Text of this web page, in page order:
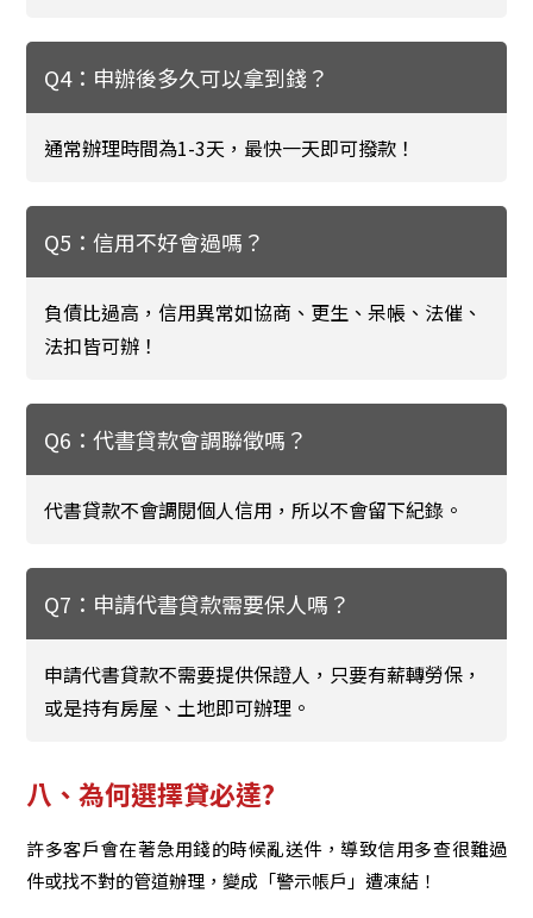
Q4：申辦後多久可以拿到錢？
通常辦理時間為1-3天，最快一天即可撥款！
Q5：信用不好會過嗎？
負債比過高，信用異常如協商、更生、呆帳、法催、
法扣皆可辦！
Q6：代書貸款會調聯徵嗎？
代書貸款不會調閱個人信用，所以不會留下紀錄。
Q7：申請代書貸款需要保人嗎？
申請代書貸款不需要提供保證人，只要有薪轉勞保，
或是持有房屋、土地即可辦理。
八、為何選擇貸必達?
許多客戶會在著急用錢的時候亂送件，導致信用多查很難過
件或找不對的管道辦理，變成「警示帳戶」遭凍結！